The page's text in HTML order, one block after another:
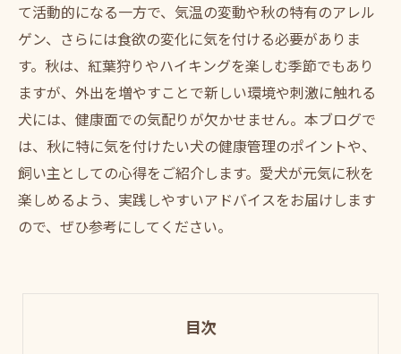
て活動的になる一方で、気温の変動や秋の特有のアレル
ゲン、さらには食欲の変化に気を付ける必要がありま
す。秋は、紅葉狩りやハイキングを楽しむ季節でもあり
ますが、外出を増やすことで新しい環境や刺激に触れる
犬には、健康面での気配りが欠かせません。本ブログで
は、秋に特に気を付けたい犬の健康管理のポイントや、
飼い主としての心得をご紹介します。愛犬が元気に秋を
楽しめるよう、実践しやすいアドバイスをお届けします
ので、ぜひ参考にしてください。
目次